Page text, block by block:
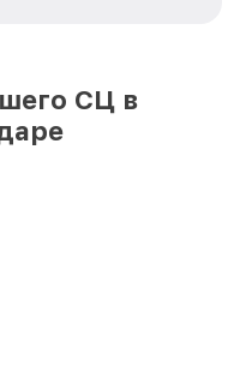
Infratech в
повышая
СЦ в